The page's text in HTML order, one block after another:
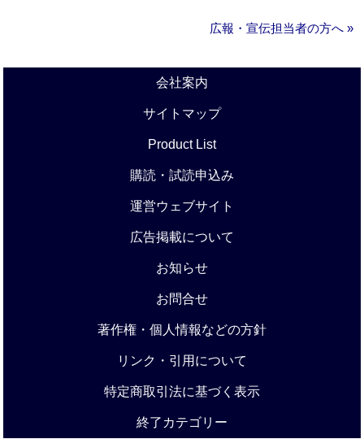
広報・宣伝担当者の方へ »
会社案内
サイトマップ
Product List
購読・試読申込み
運営ウェブサイト
広告掲載について
お知らせ
お問合せ
著作権・個人情報などの方針
リンク・引用について
特定商取引法に基づく表示
終了カテゴリー